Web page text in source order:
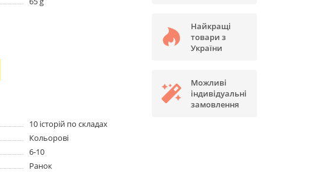
10 історій по складах
Кольорові
6-10
Ранок
Найкращі
товари з
України
Можливі
індивідуальні
замовлення